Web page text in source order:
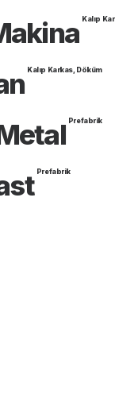
Kalıp
Kalıp Karkas, Döküm
Prefabrik
Prefabrik